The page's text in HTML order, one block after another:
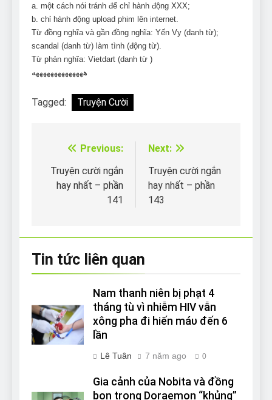
a. một cách nói tránh để chỉ hành động XXX;
b. chỉ hành động upload phim lên internet.
Từ đồng nghĩa và gần đồng nghĩa: Yến Vy (danh từ);
scandal (danh từ) làm tình (động từ).
Từ phản nghĩa: Vietdart (danh từ )
ههههههههههههههه
Tagged: Truyện Cười
Điều
hướng
Previous:
Truyện cười ngắn
hay nhất – phần
141
Next:
Truyện cười ngắn
hay nhất – phần
143
Tin tức liên quan
Nam thanh niên bị phạt 4
tháng tù vì nhiễm HIV vẫn
xông pha đi hiến máυ đến 6
lần
Lê Tuân 7 năm ago 0
Gia cảnh của Nobita và đồng
bọn trong Doraemon “khủng”